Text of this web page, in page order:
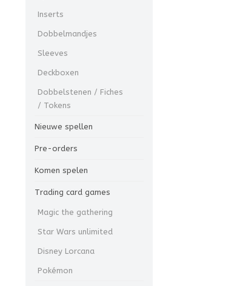
Inserts
Dobbelmandjes
Sleeves
Deckboxen
Dobbelstenen / Fiches
/ Tokens
Nieuwe spellen
Pre-orders
Komen spelen
Trading card games
Magic the gathering
Star Wars unlimited
Disney Lorcana
Pokémon